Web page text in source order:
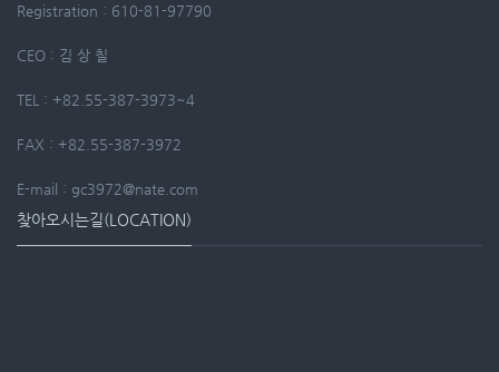
Registration : 610-81-97790
CEO : 김 상 칠
TEL : +82.55-387-3973~4
FAX : +82.55-387-3972
E-mail : gc3972@nate.com
찾아오시는길(LOCATION)